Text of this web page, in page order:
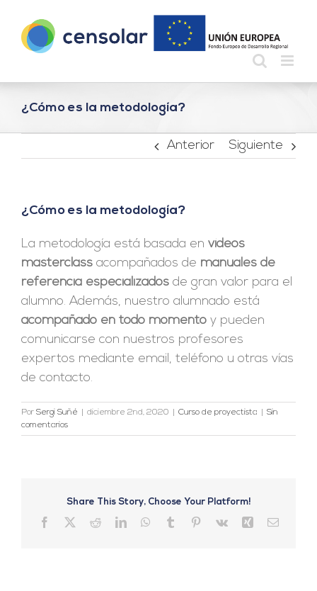
contenido
¿Cómo es la metodología?
Anterior Siguiente
¿Cómo es la metodología?
La metodología está basada en vídeos
masterclass acompañados de manuales de
referencia especializados de gran valor para el
alumno. Además, nuestro alumnado está
acompañado en todo momento y pueden
comunicarse con nuestros profesores
expertos mediante email, teléfono u otras vías
de contacto.
Por Sergi Suñé diciembre 2nd, 2020 Curso de proyectista
Sin
comentarios
Share This Story, Choose Your Platform!
Facebook RedditLinkedInWhatsApp
Tumblr Pinterest
Vk Xing Correo